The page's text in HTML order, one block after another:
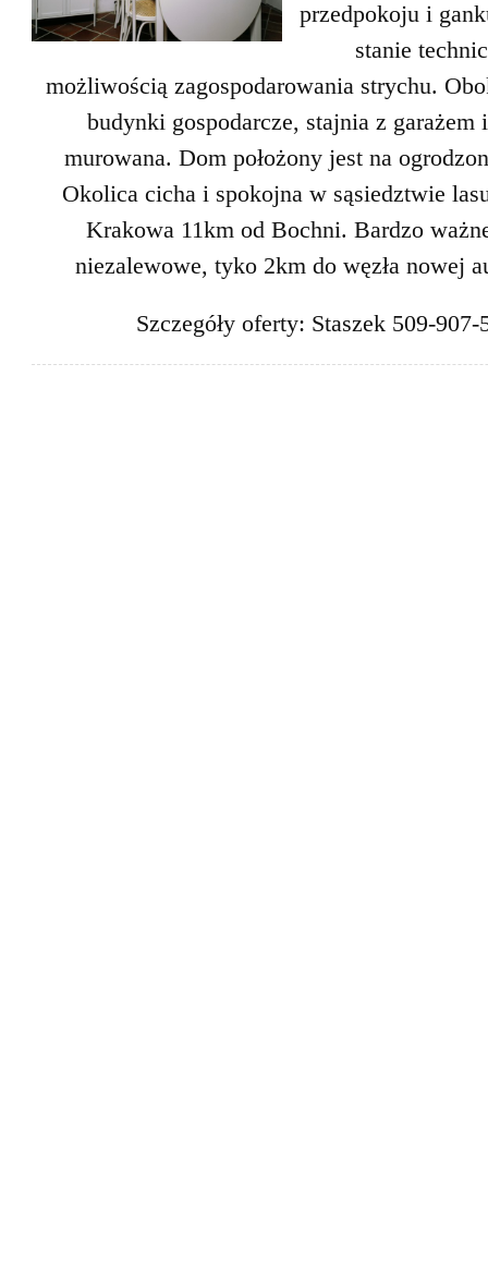
przedpokoju i
stanie
możliwością zagospodarowania strychu.
budynki gospodarcze, stajnia z garażem i
murowana. Dom położony jest na
Okolica cicha i spokojna w sąsiedztwie
Krakowa 11km od Bochni. Bardzo
niezalewowe, tyko 2km do węzła nowej
Szczegóły oferty: Staszek 509-907-